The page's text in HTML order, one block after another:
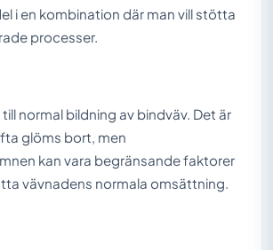
i en kombination där man vill stötta
processer.
normal bildning av bindväv. Det är
glöms bort, men
kan vara begränsande faktorer
vävnadens normala omsättning.